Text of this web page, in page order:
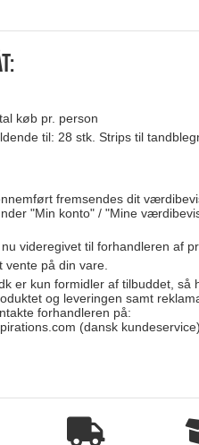
køb pr. person
til: 28 stk. Strips til
fremsendes dit
"Min konto" / "Mine
videregivet til forhandleren af
vente på din vare.
er kun formidler af tilbuddet, så
og leveringen samt
forhandleren på:
(dansk kundeservice)